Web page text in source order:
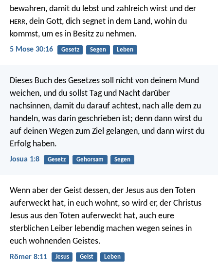
bewahren, damit du lebst und zahlreich wirst und der
HERR, dein Gott, dich segnet in dem Land, wohin du
kommst, um es in Besitz zu nehmen.
5 Mose 30:16 Gesetz Segen Leben
Dieses Buch des Gesetzes soll nicht von deinem Mund
weichen, und du sollst Tag und Nacht darüber
nachsinnen, damit du darauf achtest, nach alle dem zu
handeln, was darin geschrieben ist; denn dann wirst du
auf deinen Wegen zum Ziel gelangen, und dann wirst du
Erfolg haben.
Josua 1:8 Gesetz Gehorsam Segen
Wenn aber der Geist dessen, der Jesus aus den Toten
auferweckt hat, in euch wohnt, so wird er, der Christus
Jesus aus den Toten auferweckt hat, auch eure
sterblichen Leiber lebendig machen wegen seines in
euch wohnenden Geistes.
Römer 8:11 Jesus Geist Leben